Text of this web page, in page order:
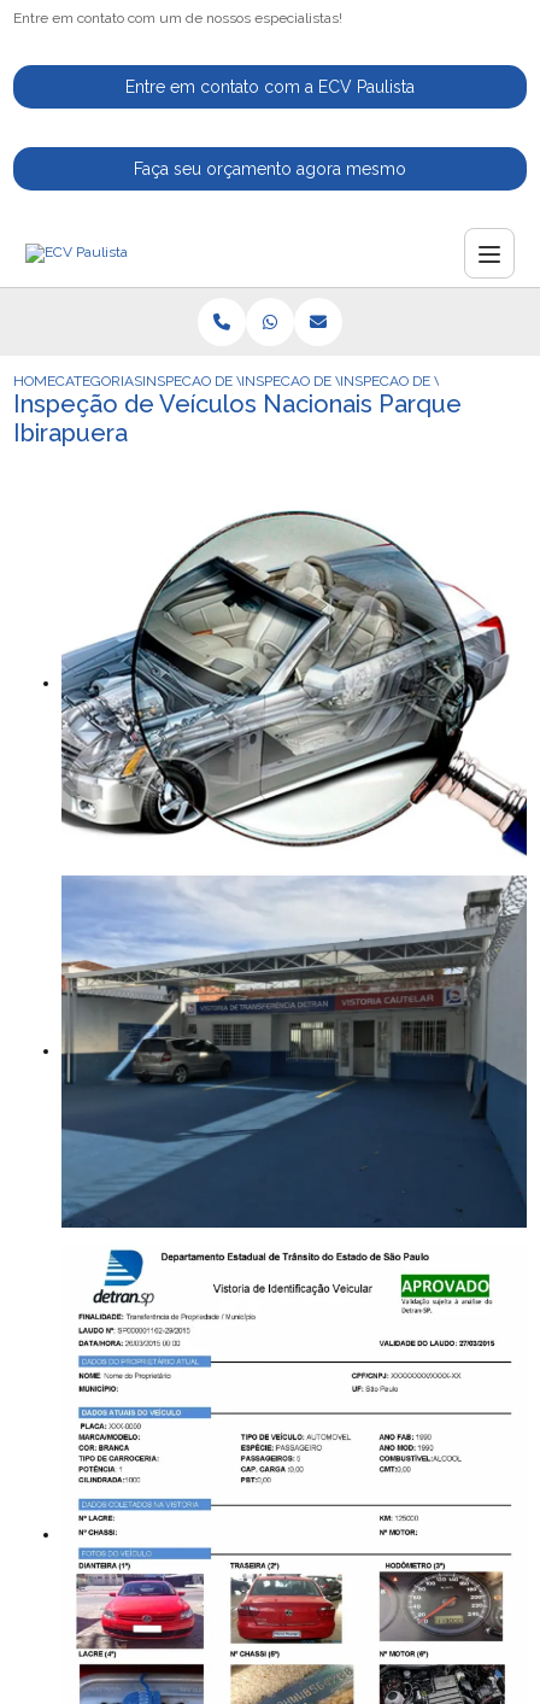
Entre em contato com um de nossos especialistas!
Entre em contato com a ECV Paulista
Faça seu orçamento agora mesmo
HOMECATEGORIASINSPECAO DE VEICULOSINSPECAO DE VEICULO PARA MOTORISTAS
INSPECAO DE VEICULOS
Inspeção de Veículos Nacionais Parque
Ibirapuera